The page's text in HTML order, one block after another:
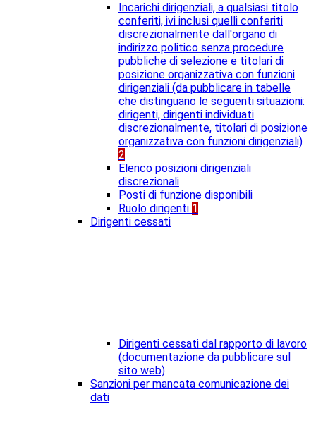
Incarichi dirigenziali, a qualsiasi titolo
conferiti, ivi inclusi quelli conferiti
discrezionalmente dall'organo di
indirizzo politico senza procedure
pubbliche di selezione e titolari di
posizione organizzativa con funzioni
dirigenziali (da pubblicare in tabelle
che distinguano le seguenti situazioni:
dirigenti, dirigenti individuati
discrezionalmente, titolari di posizione
organizzativa con funzioni dirigenziali)
2
Elenco posizioni dirigenziali
discrezionali
Posti di funzione disponibili
Ruolo dirigenti 1
Dirigenti cessati
Dirigenti cessati dal rapporto di lavoro
(documentazione da pubblicare sul
sito web)
Sanzioni per mancata comunicazione dei
dati